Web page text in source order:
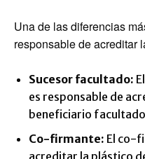
Una de las diferencias
responsable de acreditar
Sucesor facultado:
es responsable de
beneficiario
Co-firmante: El co-